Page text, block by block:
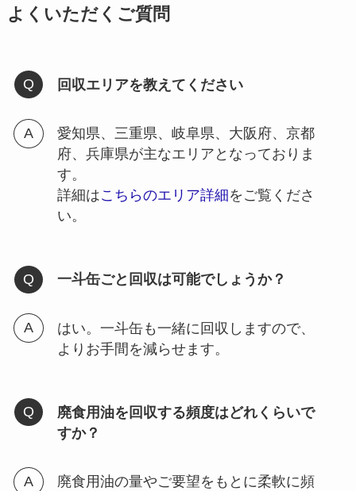
よくいただくご質問
回収エリアを教えてください
愛知県、三重県、岐阜県、大阪府、京都
府、兵庫県が主なエリアとなっておりま
す。
詳細はこちらのエリア詳細をご覧くださ
い。
一斗缶ごと回収は可能でしょうか？
はい。一斗缶も一緒に回収しますので、
よりお手間を減らせます。
廃食用油を回収する頻度はどれくらいで
すか？
廃食用油の量やご要望をもとに柔軟に頻